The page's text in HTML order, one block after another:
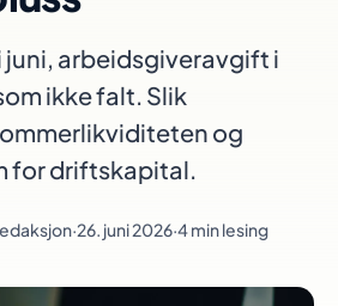
juni, arbeidsgiveravgift i
ikke falt. Slik
og
for driftskapital.
·26. juni 2026·4 min lesing